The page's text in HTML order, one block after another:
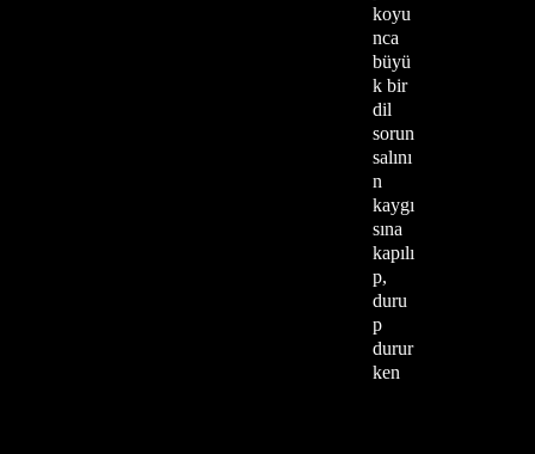
koyu
nca
büyü
k bir
dil
sorun
salını
n
kaygı
sına
kapılı
p,
duru
p
durur
ken